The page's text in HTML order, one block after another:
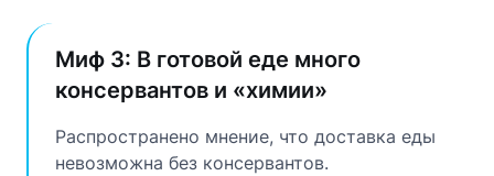
Миф 3: В готовой еде много
консервантов и «химии»
Распространено мнение, что доставка еды
невозможна без консервантов.